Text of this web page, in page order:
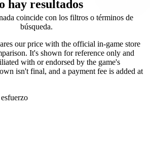
hay resultados
coincide con los filtros o términos de
búsqueda.
our price with the official in-game store
It's shown for reference only and
with or endorsed by the game's
isn't final, and a payment fee is added at